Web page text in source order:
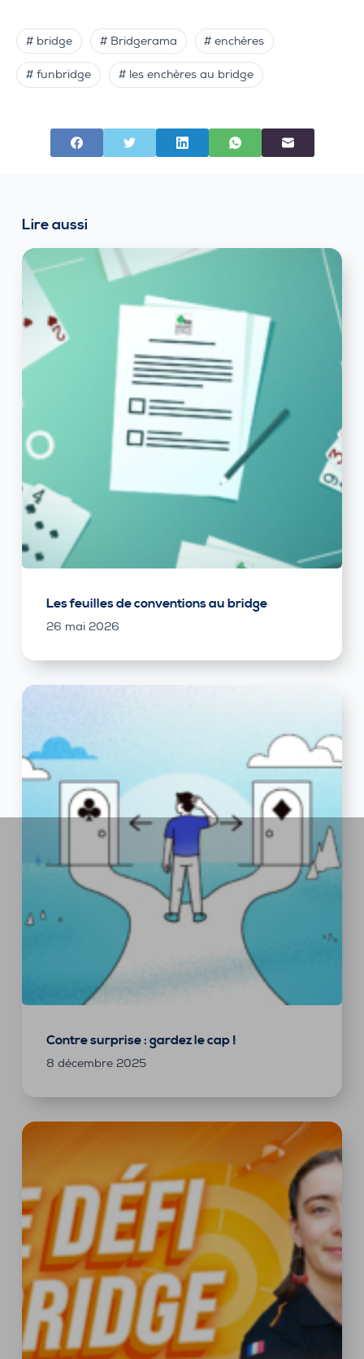
# bridge # Bridgerama # enchères
# funbridge # les enchères au bridge
Lire aussi
Les feuilles de conventions au bridge
26 mai 2026
Contre surprise : gardez le cap !
8 décembre 2025